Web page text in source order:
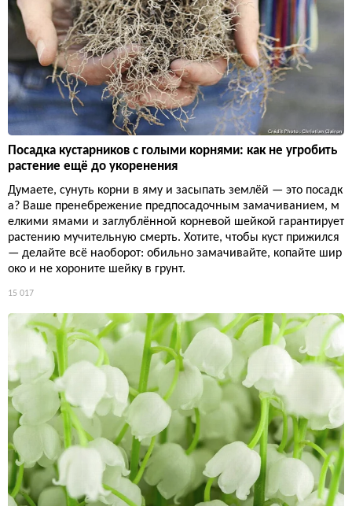
Посадка кустарников с голыми корнями: как не угробить
растение ещё до укоренения
Думаете, сунуть корни в яму и засыпать землёй — это посадк
а? Ваше пренебрежение предпосадочным замачиванием, м
елкими ямами и заглублённой корневой шейкой гарантирует
растению мучительную смерть. Хотите, чтобы куст прижился
— делайте всё наоборот: обильно замачивайте, копайте шир
око и не хороните шейку в грунт.
15 017